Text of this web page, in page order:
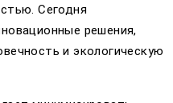
Сегодня
решения,
и экологическую